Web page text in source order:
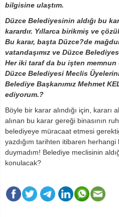
bilgisine ulaştım.
Düzce Belediyesinin aldığı bu
karardır. Yıllarca birikmiş ve
Bu karar, başta Düzce?de
vatandaşımız ve Düzce
Her iki taraf da bu işten memnun
Düzce Belediyesi Meclis
Belediye Başkanımız Mehmet
ediyorum.?
Böyle bir karar alındığı için, kararı
alınan bu karar gereği binasının
belediyeye müracaat etmesi
yazdığım tarihten itibaren herhangi
duymadım! Belediye meclisinin
konulacak?